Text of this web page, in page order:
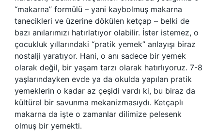
“makarna” formülü – yani kaybolmuş makarna
tanecikleri ve üzerine dökülen ketçap – belki de
bazı anılarımızı hatırlatıyor olabilir. İster istemez, o
çocukluk yıllarındaki “pratik yemek” anlayışı biraz
nostalji yaratıyor. Hani, o anı sadece bir yemek
olarak değil, bir yaşam tarzı olarak hatırlıyoruz. 7-8
yaşlarındayken evde ya da okulda yapılan pratik
yemeklerin o kadar az çeşidi vardı ki, bu biraz da
kültürel bir savunma mekanizmasıydı. Ketçaplı
makarna da işte o zamanlar dilimize pelesenk
olmuş bir yemekti.